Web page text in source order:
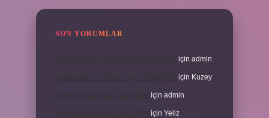
SON YORUMLAR
için admin
için Kuzey
için admin
için Yeliz